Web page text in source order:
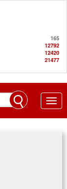
165
12792
12420
21477
Toggle